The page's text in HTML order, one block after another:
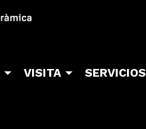
VISITA SERVICIOS